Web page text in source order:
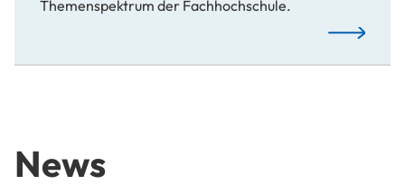
Themenspektrum der Fachhochschule.
Mehr…
News